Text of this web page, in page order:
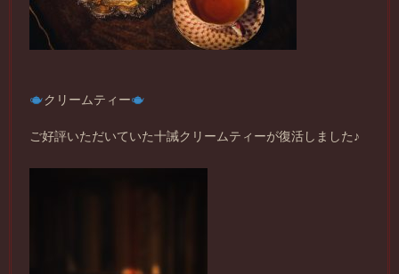
クリームティー
ご好評いただいていた十誡クリームティーが復活しました♪